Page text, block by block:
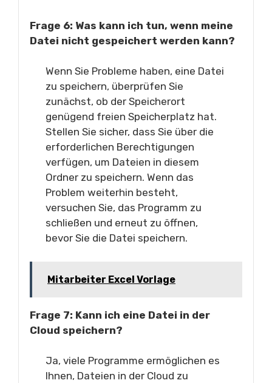
Frage 6: Was kann ich tun, wenn meine
Datei nicht gespeichert werden kann?
Wenn Sie Probleme haben, eine Datei
zu speichern, überprüfen Sie
zunächst, ob der Speicherort
genügend freien Speicherplatz hat.
Stellen Sie sicher, dass Sie über die
erforderlichen Berechtigungen
verfügen, um Dateien in diesem
Ordner zu speichern. Wenn das
Problem weiterhin besteht,
versuchen Sie, das Programm zu
schließen und erneut zu öffnen,
bevor Sie die Datei speichern.
Mitarbeiter Excel Vorlage
Frage 7: Kann ich eine Datei in der
Cloud speichern?
Ja, viele Programme ermöglichen es
Ihnen, Dateien in der Cloud zu